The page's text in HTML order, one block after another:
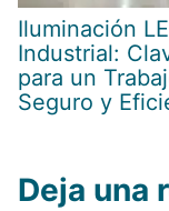
Iluminación
Industrial:
para un
Seguro y
Deja una